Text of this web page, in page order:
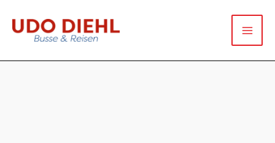
Inhalt
springen